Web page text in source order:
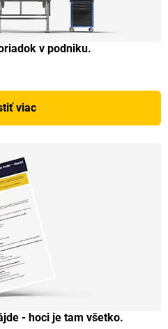
v podniku.
viac
- hoci je tam všetko.